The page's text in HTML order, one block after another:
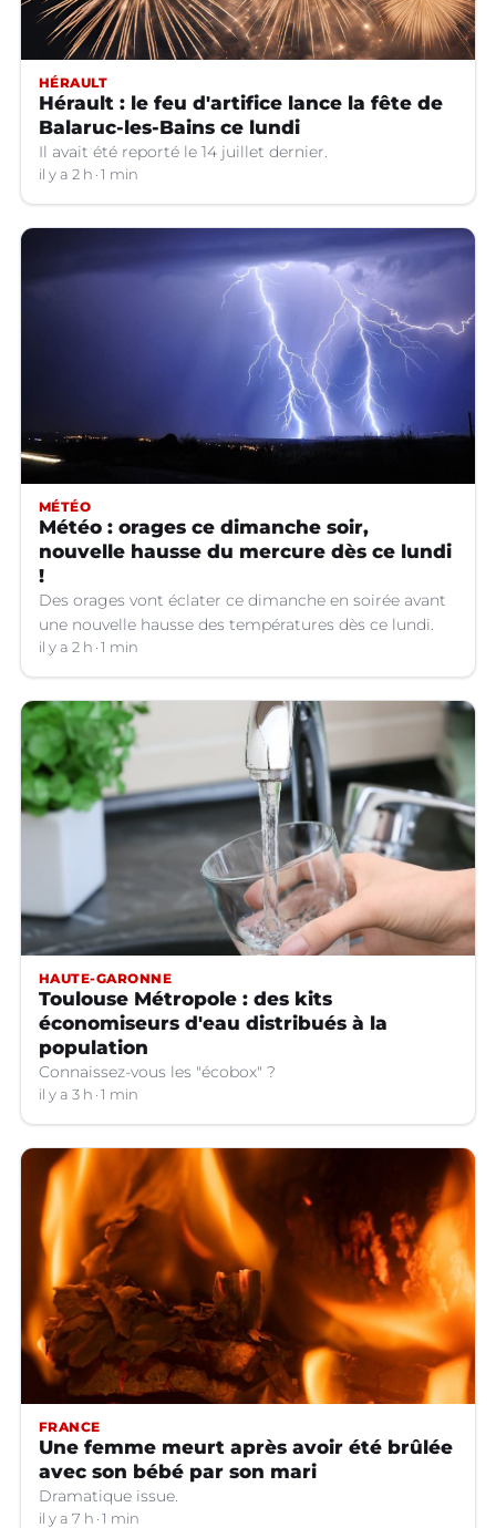
HÉRAULT
Hérault : le feu d'artifice lance la fête de
Balaruc-les-Bains ce lundi
Il avait été reporté le 14 juillet dernier.
il y a 2 h 1 min
MÉTÉO
Météo : orages ce dimanche soir,
nouvelle hausse du mercure dès ce lundi
!
Des orages vont éclater ce dimanche en soirée avant
une nouvelle hausse des températures dès ce lundi.
il y a 2 h 1 min
HAUTE-GARONNE
Toulouse Métropole : des kits
économiseurs d'eau distribués à la
population
Connaissez-vous les "écobox" ?
il y a 3 h 1 min
FRANCE
Une femme meurt après avoir été brûlée
avec son bébé par son mari
Dramatique issue.
il y a 7 h 1 min